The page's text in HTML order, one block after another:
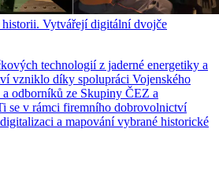
historii. Vytvářejí digitální dvojče
technologií z jaderné energetiky a
vzniklo díky spolupráci Vojenského
a odborníků ze Skupiny ČEZ a
se v rámci firemního dobrovolnictví
a mapování vybrané historické